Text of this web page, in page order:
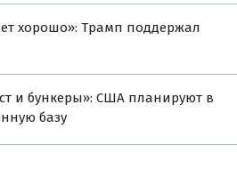
хорошо»: Трамп поддержал
и бункеры»: США планируют в
базу